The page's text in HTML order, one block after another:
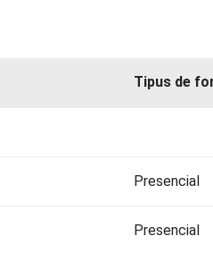
Tipus de
Presencial
Presencial